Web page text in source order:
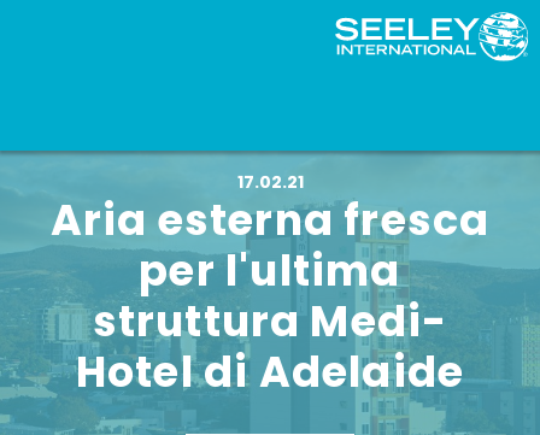
17.02.21
Aria esterna fresca
per l'ultima
struttura Medi-
Hotel di Adelaide